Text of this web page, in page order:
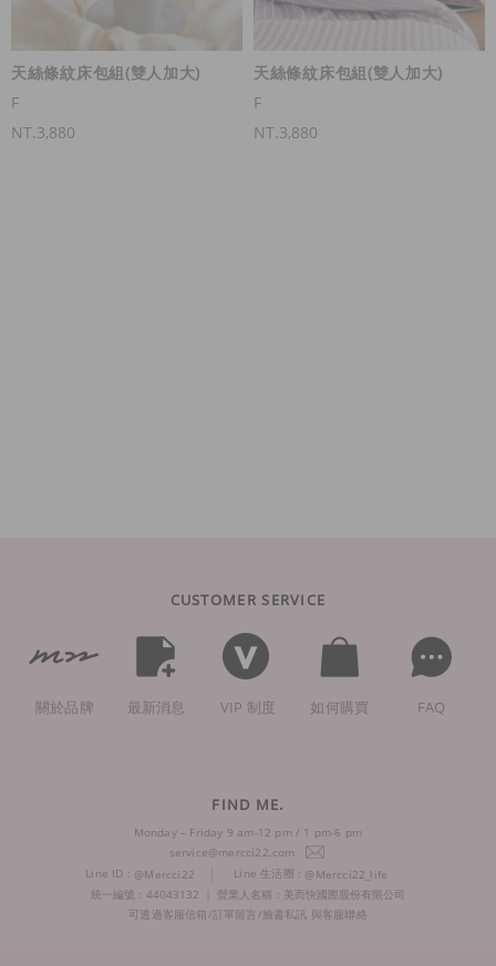
天絲條紋床包組(雙人加大)
F
NT.3,880
天絲條紋床包組(雙人加大)
F
NT.3,880
FIND ME.
Monday – Friday 9 am-12 pm / 1 pm-6 pm
service@mercci22.com
Line ID : @Mercci22 Line 生活圈 : @Mercci22_life
統一編號：44043132 ｜ 營業人名稱：美而快國際股份有限公司
可透過客服信箱/訂單留言/臉書私訊 與客服聯絡
CUSTOMER SERVICE
關於品牌 最新消息 VIP 制度 如何購買 FAQ